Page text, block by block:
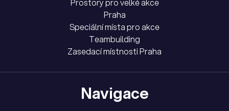
Prostory pro velké akce
Praha
Speciální místa pro akce
Teambuilding
Zasedací místnosti Praha
Navigace